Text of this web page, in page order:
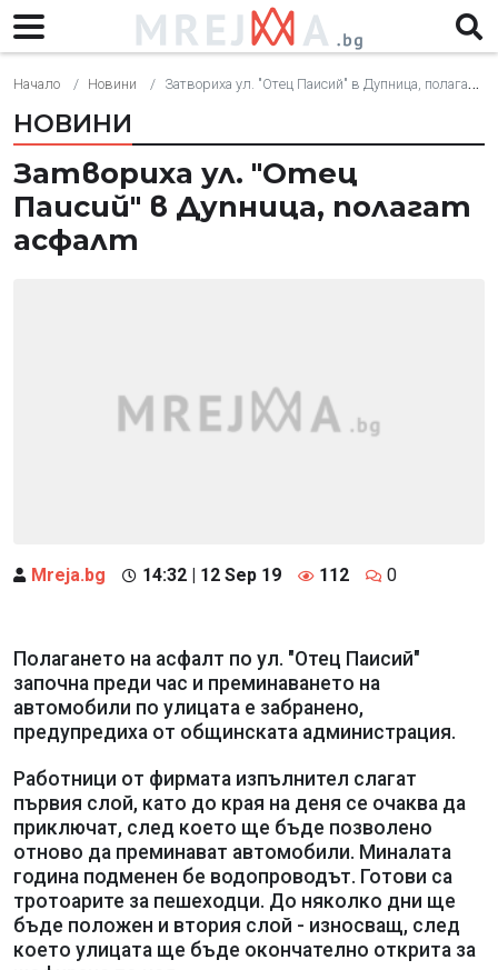
Начало Новини Затвориха ул. "Отец Паисий" в Дупница, полагат асфалт
НОВИНИ
Затвориха ул. "Отец
Паисий" в Дупница, полагат
асфалт
Mreja.bg 14:32 | 12 Sep 19 112 0
Полагането на асфалт по ул. "Отец Паисий"
започна преди час и преминаването на
автомобили по улицата е забранено,
предупредиха от общинската администрация.
Работници от фирмата изпълнител слагат
първия слой, като до края на деня се очаква да
приключат, след което ще бъде позволено
отново да преминават автомобили. Миналата
година подменен бе водопроводът. Готови са
тротоарите за пешеходци. До няколко дни ще
бъде положен и втория слой - износващ, след
което улицата ще бъде окончателно открита за